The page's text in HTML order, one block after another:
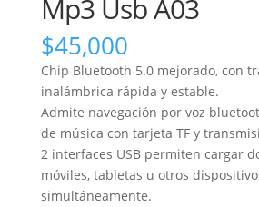
Mp3 Usb A03
$45,000
Chip Bluetooth 5.0 mejorado, con
inalámbrica rápida y estable.
Admite navegación por voz
de música con tarjeta TF y
2 interfaces USB permiten cargar
móviles, tabletas u otros
simultáneamente.